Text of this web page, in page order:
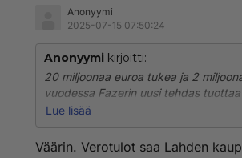
Anonyymi
2025-07-15 07:50:24
Anonyymi kirjoitti:
20 miljoonaa euroa tukea ja 2
vuodessa Fazerin uusi tehdas
10 vuotta ennen kuin valtio saa edes
Lue lisää
Väärin. Verotulot saa Lahden